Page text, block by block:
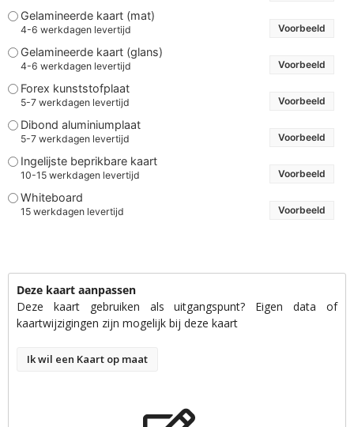
Gelamineerde kaart (mat)
4-6 werkdagen levertijd Voorbeeld
Gelamineerde kaart (glans)
4-6 werkdagen levertijd Voorbeeld
Forex kunststofplaat
5-7 werkdagen levertijd Voorbeeld
Dibond aluminiumplaat
5-7 werkdagen levertijd Voorbeeld
Ingelijste beprikbare kaart
10-15 werkdagen levertijd Voorbeeld
Whiteboard
15 werkdagen levertijd Voorbeeld
Deze kaart aanpassen
Deze kaart gebruiken als uitgangspunt? Eigen data of
kaartwijzigingen zijn mogelijk bij deze kaart
Ik wil een Kaart op maat